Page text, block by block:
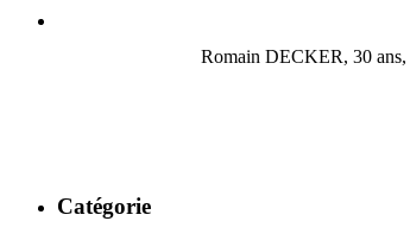
Romain DECKER, 30 ans,
Catégorie